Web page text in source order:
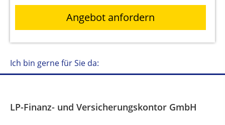
Angebot anfordern
Ich bin gerne für Sie da:
LP-Finanz- und Versicherungskontor GmbH